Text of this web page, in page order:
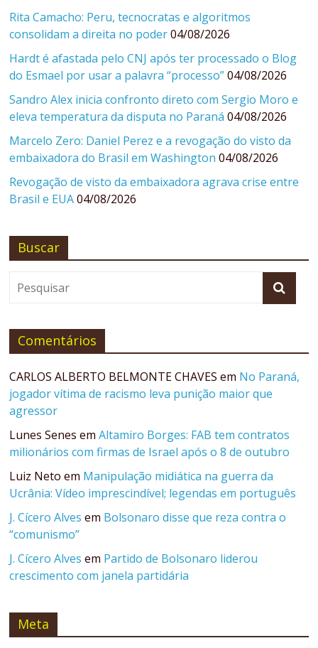
Rita Camacho: Peru, tecnocratas e algoritmos
consolidam a direita no poder 04/08/2026
Hardt é afastada pelo CNJ após ter processado o Blog
do Esmael por usar a palavra “processo” 04/08/2026
Sandro Alex inicia confronto direto com Sergio Moro e
eleva temperatura da disputa no Paraná 04/08/2026
Marcelo Zero: Daniel Perez e a revogação do visto da
embaixadora do Brasil em Washington 04/08/2026
Revogação de visto da embaixadora agrava crise entre
Brasil e EUA 04/08/2026
Buscar
Comentários
CARLOS ALBERTO BELMONTE CHAVES em No Paraná,
jogador vítima de racismo leva punição maior que
agressor
Lunes Senes emAltamiro Borges: FAB tem contratos
milionários com firmas de Israel após o 8 de outubro
Luiz Neto em Manipulação midiática na guerra da
Ucrânia: Vídeo imprescindível; legendas em português
J. Cícero Alves em Bolsonaro disse que reza contra o
“comunismo”
J. Cícero Alves em Partido de Bolsonaro liderou
crescimento com janela partidária
Meta